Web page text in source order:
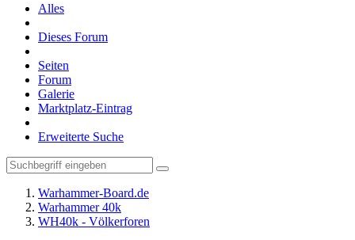
Alles
Dieses Forum
Seiten
Forum
Galerie
Marktplatz-Eintrag
Erweiterte Suche
Warhammer-Board.de
Warhammer 40k
WH40k - Völkerforen